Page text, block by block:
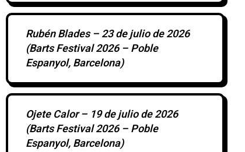
Rubén Blades – 23 de julio de 2026
(Barts Festival 2026 – Poble
Espanyol, Barcelona)
Ojete Calor – 19 de julio de 2026
(Barts Festival 2026 – Poble
Espanyol, Barcelona)